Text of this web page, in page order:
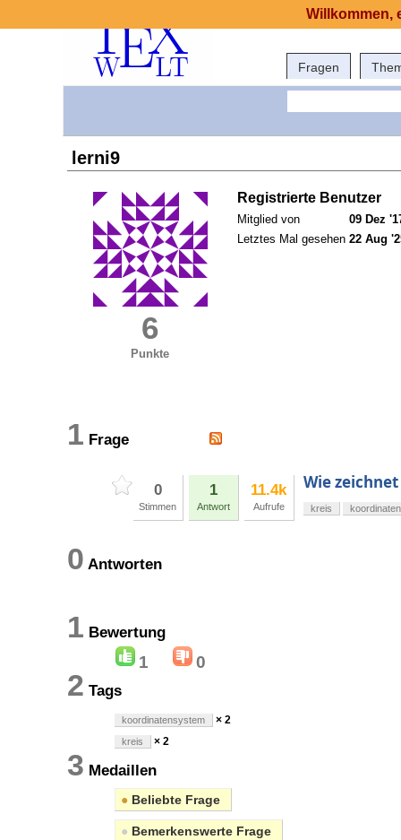
Fragen
lerni9
6
Punkte
Registrierte Benutzer
Mitglied von
09 Dez
Letztes Mal gesehen 22 Aug
1 Frage
0
Stimmen
1
Antwort
11.4k
Aufrufe
Wie
kreis
0 Antworten
1 Bewertung
1 0
2 Tags
koordinatensystem × 2
kreis × 2
3 Medaillen
● Beliebte Frage
● Bemerkenswerte Frage
Willkommen,